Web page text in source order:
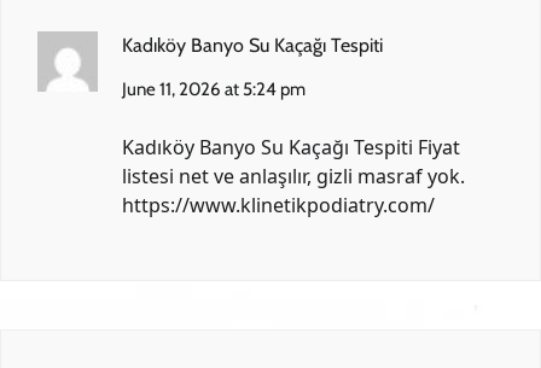
Kadıköy Banyo Su Kaçağı Tespiti
June 11, 2026 at 5:24 pm
Kadıköy Banyo Su Kaçağı Tespiti Fiyat
listesi net ve anlaşılır, gizli masraf yok.
https://www.klinetikpodiatry.com/